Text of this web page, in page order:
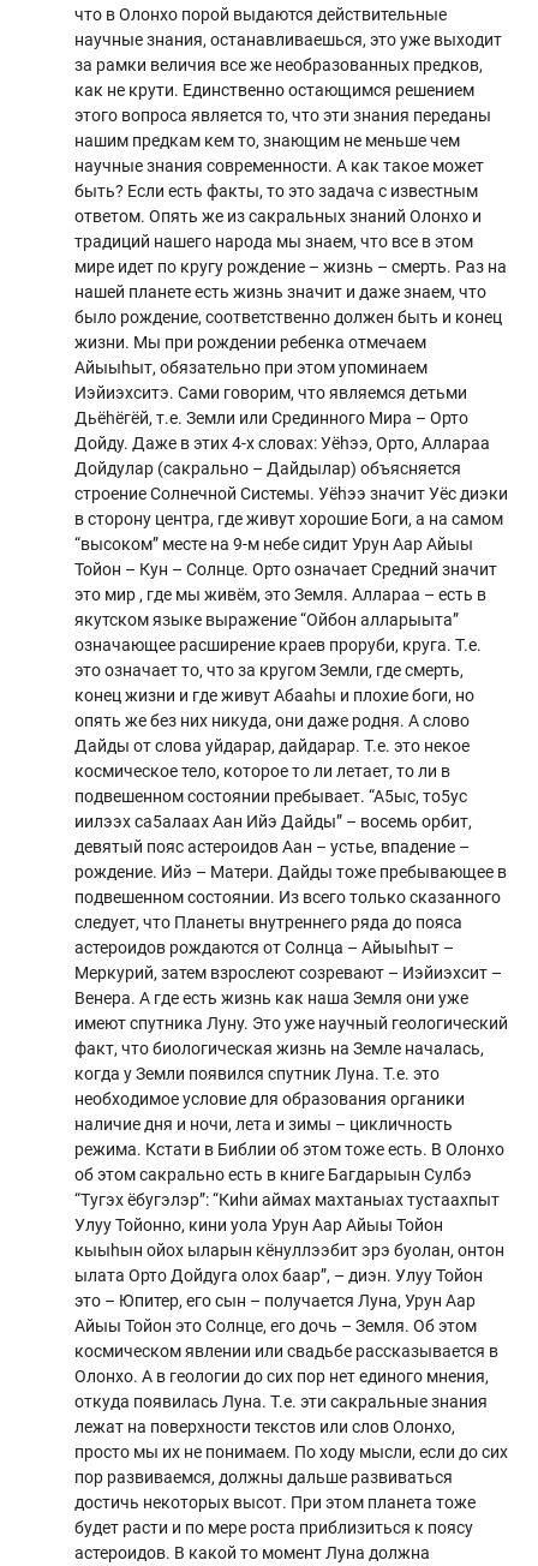
что в Олонхо порой выдаются действительные
научные знания, останавливаешься, это уже выходит
за рамки величия все же необразованных предков,
как не крути. Единственно остающимся решением
этого вопроса является то, что эти знания переданы
нашим предкам кем то, знающим не меньше чем
научные знания современности. А как такое может
быть? Если есть факты, то это задача с известным
ответом. Опять же из сакральных знаний Олонхо и
традиций нашего народа мы знаем, что все в этом
мире идет по кругу рождение – жизнь – смерть. Раз на
нашей планете есть жизнь значит и даже знаем, что
было рождение, соответственно должен быть и конец
жизни. Мы при рождении ребенка отмечаем
Айыыhыт, обязательно при этом упоминаем
Иэйиэхситэ. Сами говорим, что являемся детьми
Дьёhёгёй, т.е. Земли или Срединного Мира – Орто
Дойду. Даже в этих 4-х словах: Уёhээ, Орто, Аллараа
Дойдулар (сакрально – Дайдылар) объясняется
строение Солнечной Системы. Уёhээ значит Уёс диэки
в сторону центра, где живут хорошие Боги, а на самом
“высоком” месте на 9-м небе сидит Урун Аар Айыы
Тойон – Кун – Солнце. Орто означает Средний значит
это мир , где мы живём, это Земля. Аллараа – есть в
якутском языке выражение “Ойбон алларыыта”
означающее расширение краев проруби, круга. Т.е.
это означает то, что за кругом Земли, где смерть,
конец жизни и где живут Абааhы и плохие боги, но
опять же без них никуда, они даже родня. А слово
Дайды от слова уйдарар, дайдарар. Т.е. это некое
космическое тело, которое то ли летает, то ли в
подвешенном состоянии пребывает. “А5ыс, то5ус
иилээх са5алаах Аан Ийэ Дайды” – восемь орбит,
девятый пояс астероидов Аан – устье, впадение –
рождение. Ийэ – Матери. Дайды тоже пребывающее в
подвешенном состоянии. Из всего только сказанного
следует, что Планеты внутреннего ряда до пояса
астероидов рождаются от Солнца – Айыыhыт –
Меркурий, затем взрослеют созревают – Иэйиэхсит –
Венера. А где есть жизнь как наша Земля они уже
имеют спутника Луну. Это уже научный геологический
факт, что биологическая жизнь на Земле началась,
когда у Земли появился спутник Луна. Т.е. это
необходимое условие для образования органики
наличие дня и ночи, лета и зимы – цикличность
режима. Кстати в Библии об этом тоже есть. В Олонхо
об этом сакрально есть в книге Багдарыын Сулбэ
“Тугэх ёбугэлэр”: “Киhи аймах махтаныах тустаахпыт
Улуу Тойонно, кини уола Урун Аар Айыы Тойон
кыыhын ойох ыларын кёнуллээбит эрэ буолан, онтон
ылата Орто Дойдуга олох баар”, – диэн. Улуу Тойон
это – Юпитер, его сын – получается Луна, Урун Аар
Айыы Тойон это Солнце, его дочь – Земля. Об этом
космическом явлении или свадьбе рассказывается в
Олонхо. А в геологии до сих пор нет единого мнения,
откуда появилась Луна. Т.е. эти сакральные знания
лежат на поверхности текстов или слов Олонхо,
просто мы их не понимаем. По ходу мысли, если до сих
пор развиваемся, должны дальше развиваться
достичь некоторых высот. При этом планета тоже
будет расти и по мере роста приблизиться к поясу
астероидов. В какой то момент Луна должна